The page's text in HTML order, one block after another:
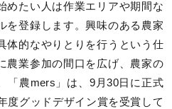
めたい人は作業エリアや期間な
を登録します。興味のある農家
体的なやりとりを行うという仕
農業参加の間口を広げ、農家の
「農mers」は、9月30日に正式
度グッドデザイン賞を受賞して